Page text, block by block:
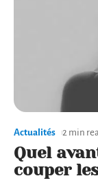
Actualités 2 min
Quel
couper